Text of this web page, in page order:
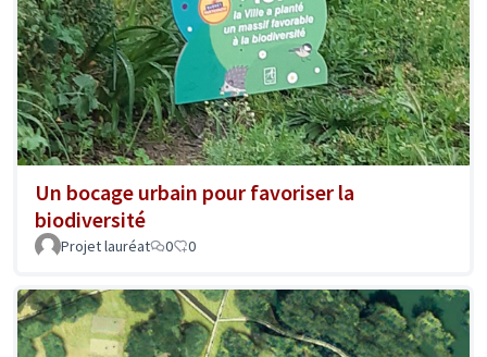
Un bocage urbain pour favoriser la
biodiversité
Projet lauréat 0 0